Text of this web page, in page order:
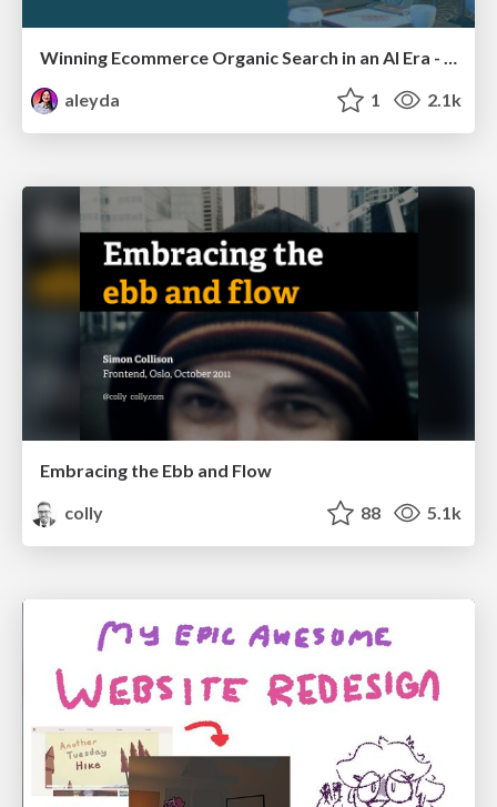
aleyda
1 2.1k
Embracing the Ebb and Flow
colly
88 5.1k